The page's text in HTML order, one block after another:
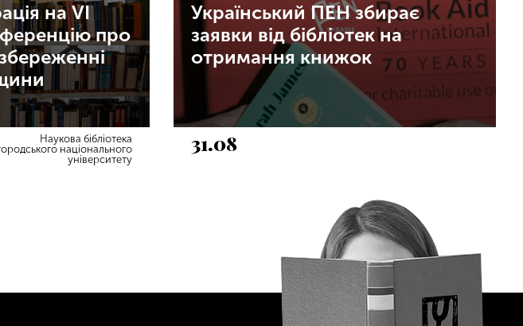
на VI
про
Наукова бібліотека
національного
університету
Український ПЕН збирає
заявки від бібліотек на
отримання книжок
31.08